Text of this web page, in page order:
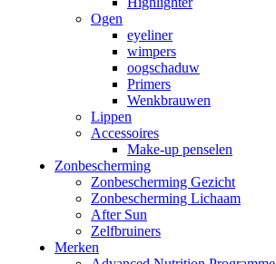
Ogen
eyeliner
wimpers
oogschaduw
Primers
Wenkbrauwen
Lippen
Accessoires
Make-up penselen
Zonbescherming
Zonbescherming Gezicht
Zonbescherming Lichaam
After Sun
Zelfbruiners
Merken